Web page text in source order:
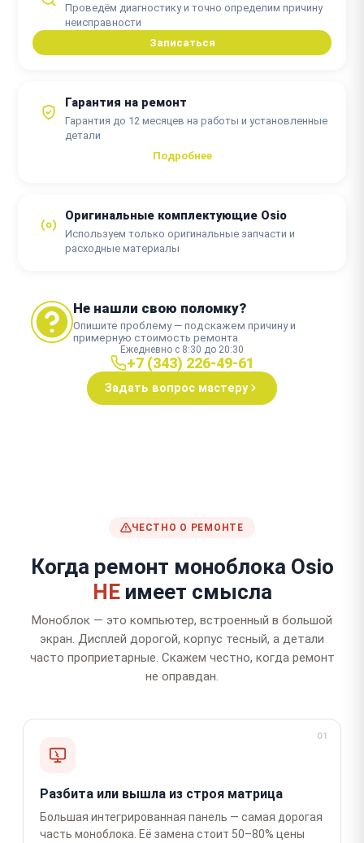
Замена процессора
от 2 часов
от 3000 ₽
Замена северного моста
от 2 часов
Проведём диагностику и точно определим причину
неисправности
Записаться
Гарантия на ремонт
Гарантия до 12 месяцев на работы и установленные
детали
Подробнее
Оригинальные комплектующие Osio
Используем только оригинальные запчасти и
расходные материалы
Не нашли свою поломку?
Опишите проблему — подскажем причину и
примерную стоимость ремонта
Ежедневно с 8:30 до 20:30
+7 (343) 226-49-61
Задать вопрос мастеру
ЧЕСТНО О РЕМОНТЕ
Когда ремонт моноблока Osio
НЕимеет смысла
Моноблок — это компьютер, встроенный в большой
экран. Дисплей дорогой, корпус тесный, а детали
часто проприетарные. Скажем честно, когда ремонт
не оправдан.
01
Разбита или вышла из строя матрица
Большая интегрированная панель — самая дорогая
часть моноблока. Её замена стоит 50–80% цены